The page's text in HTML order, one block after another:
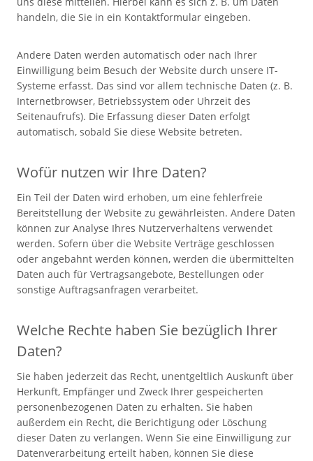
handeln, die Sie in ein Kontaktformular eingeben.
Andere Daten werden automatisch oder nach Ihrer
Einwilligung beim Besuch der Website durch unsere IT-
Systeme erfasst. Das sind vor allem technische Daten (z. B.
Internetbrowser, Betriebssystem oder Uhrzeit des
Seitenaufrufs). Die Erfassung dieser Daten erfolgt
automatisch, sobald Sie diese Website betreten.
Wofür nutzen wir Ihre Daten?
Ein Teil der Daten wird erhoben, um eine fehlerfreie
Bereitstellung der Website zu gewährleisten. Andere Daten
können zur Analyse Ihres Nutzerverhaltens verwendet
werden. Sofern über die Website Verträge geschlossen
oder angebahnt werden können, werden die übermittelten
Daten auch für Vertragsangebote, Bestellungen oder
sonstige Auftragsanfragen verarbeitet.
Welche Rechte haben Sie bezüglich Ihrer
Daten?
Sie haben jederzeit das Recht, unentgeltlich Auskunft über
Herkunft, Empfänger und Zweck Ihrer gespeicherten
personenbezogenen Daten zu erhalten. Sie haben
außerdem ein Recht, die Berichtigung oder Löschung
dieser Daten zu verlangen. Wenn Sie eine Einwilligung zur
Datenverarbeitung erteilt haben, können Sie diese